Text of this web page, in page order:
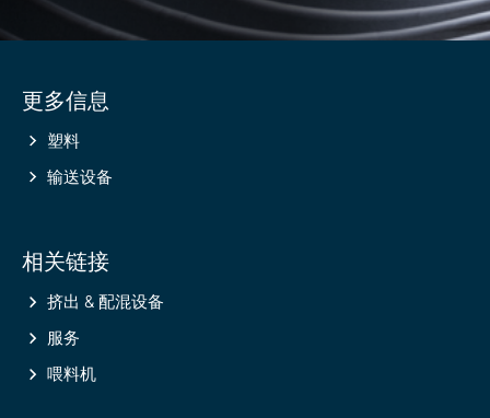
information
更多信息
塑料
输送设备
相关链接
挤出 & 配混设备
服务
喂料机